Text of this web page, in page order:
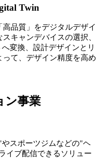
Twin
高品質」をデジタルデザイ
キャンデバイスの選択、
変換、設計デザインとリ
て、デザイン精度を高め
ン事業
スポーツジムなどの"ヘ
イブ配信できるソリュー